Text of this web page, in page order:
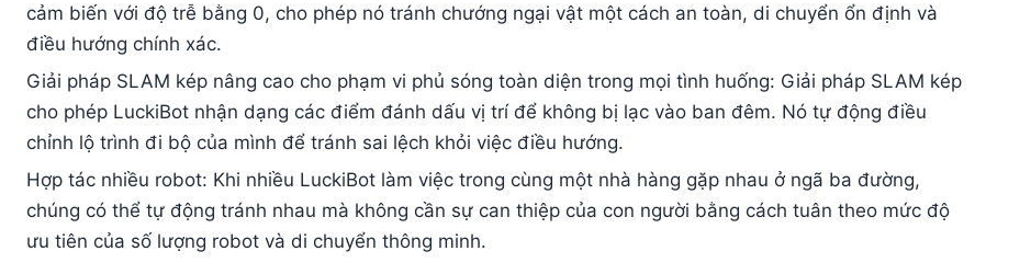
cảm biến với độ trễ bằng 0, cho phép nó tránh chướng ngại vật một cách an toàn, di chuyển ổn định và
điều hướng chính xác.
Giải pháp SLAM kép nâng cao cho phạm vi phủ sóng toàn diện trong mọi tình huống: Giải pháp SLAM kép
cho phép LuckiBot nhận dạng các điểm đánh dấu vị trí để không bị lạc vào ban đêm. Nó tự động điều
chỉnh lộ trình đi bộ của mình để tránh sai lệch khỏi việc điều hướng.
Hợp tác nhiều robot: Khi nhiều LuckiBot làm việc trong cùng một nhà hàng gặp nhau ở ngã ba đường,
chúng có thể tự động tránh nhau mà không cần sự can thiệp của con người bằng cách tuân theo mức độ
ưu tiên của số lượng robot và di chuyển thông minh.